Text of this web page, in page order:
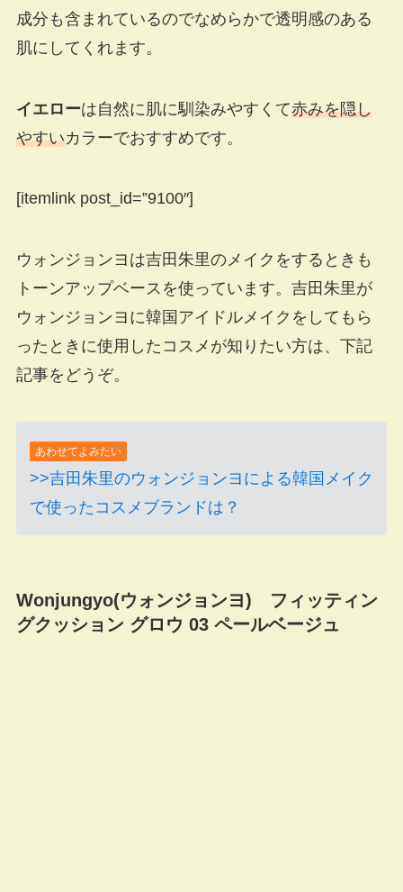
成分も含まれているのでなめらかで透明感のある
肌にしてくれます。
イエローは自然に肌に馴染みやすくて赤みを隠し
やすいカラーでおすすめです。
[itemlink post_id=”9100″]
ウォンジョンヨは吉田朱里のメイクをするときも
トーンアップベースを使っています。吉田朱里が
ウォンジョンヨに韓国アイドルメイクをしてもら
ったときに使用したコスメが知りたい方は、下記
記事をどうぞ。
あわせてよみたい
>>吉田朱里のウォンジョンヨによる韓国メイク
で使ったコスメブランドは？
Wonjungyo(ウォンジョンヨ) フィッティン
グクッション グロウ 03 ペールベージュ